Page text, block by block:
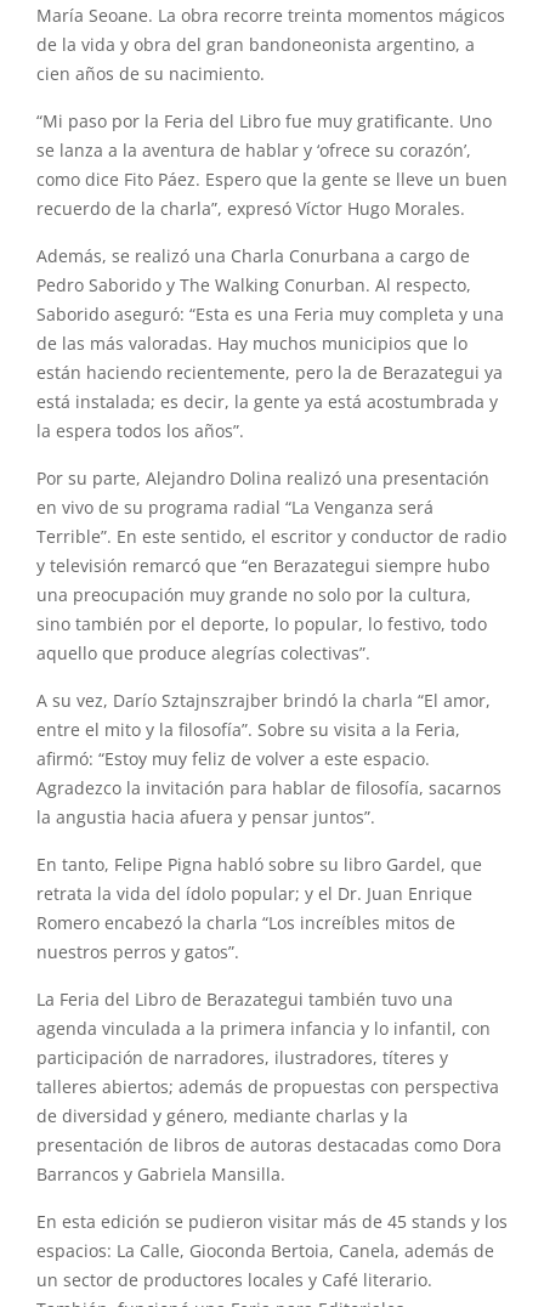
María Seoane. La obra recorre treinta momentos mágicos
de la vida y obra del gran bandoneonista argentino, a
cien años de su nacimiento.
“Mi paso por la Feria del Libro fue muy gratificante. Uno
se lanza a la aventura de hablar y ‘ofrece su corazón’,
como dice Fito Páez. Espero que la gente se lleve un buen
recuerdo de la charla”, expresó Víctor Hugo Morales.
Además, se realizó una Charla Conurbana a cargo de
Pedro Saborido y The Walking Conurban. Al respecto,
Saborido aseguró: “Esta es una Feria muy completa y una
de las más valoradas. Hay muchos municipios que lo
están haciendo recientemente, pero la de Berazategui ya
está instalada; es decir, la gente ya está acostumbrada y
la espera todos los años”.
Por su parte, Alejandro Dolina realizó una presentación
en vivo de su programa radial “La Venganza será
Terrible”. En este sentido, el escritor y conductor de radio
y televisión remarcó que “en Berazategui siempre hubo
una preocupación muy grande no solo por la cultura,
sino también por el deporte, lo popular, lo festivo, todo
aquello que produce alegrías colectivas”.
A su vez, Darío Sztajnszrajber brindó la charla “El amor,
entre el mito y la filosofía”. Sobre su visita a la Feria,
afirmó: “Estoy muy feliz de volver a este espacio.
Agradezco la invitación para hablar de filosofía, sacarnos
la angustia hacia afuera y pensar juntos”.
En tanto, Felipe Pigna habló sobre su libro Gardel, que
retrata la vida del ídolo popular; y el Dr. Juan Enrique
Romero encabezó la charla “Los increíbles mitos de
nuestros perros y gatos”.
La Feria del Libro de Berazategui también tuvo una
agenda vinculada a la primera infancia y lo infantil, con
participación de narradores, ilustradores, títeres y
talleres abiertos; además de propuestas con perspectiva
de diversidad y género, mediante charlas y la
presentación de libros de autoras destacadas como Dora
Barrancos y Gabriela Mansilla.
En esta edición se pudieron visitar más de 45 stands y los
espacios: La Calle, Gioconda Bertoia, Canela, además de
un sector de productores locales y Café literario.